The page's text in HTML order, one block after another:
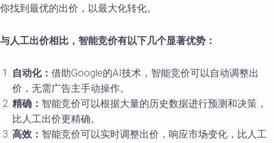
你找到最优的出价，以最大化转化。
与人工出价相比，智能竞价有以下几个显著优势：
自动化： 借助Google的AI技术，智能竞价可以自动调整出
价，无需广告主手动操作。
精确： 智能竞价可以根据大量的历史数据进行预测和决策，
比人工出价更精确。
高效： 智能竞价可以实时调整出价，响应市场变化，比人工